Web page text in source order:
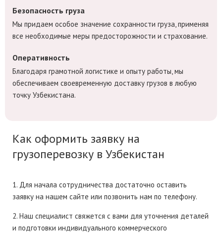
Безопасность груза
Мы придаем особое значение сохранности груза, применяя
все необходимые меры предосторожности и страхование.
Оперативность
Благодаря грамотной логистике и опыту работы, мы
обеспечиваем своевременную доставку грузов в любую
точку Узбекистана.
Как оформить заявку на
грузоперевозку в Узбекистан
1. Для начала сотрудничества достаточно оставить
заявку на нашем сайте или позвонить нам по телефону.
2. Наш специалист свяжется с вами для уточнения деталей
и подготовки индивидуального коммерческого